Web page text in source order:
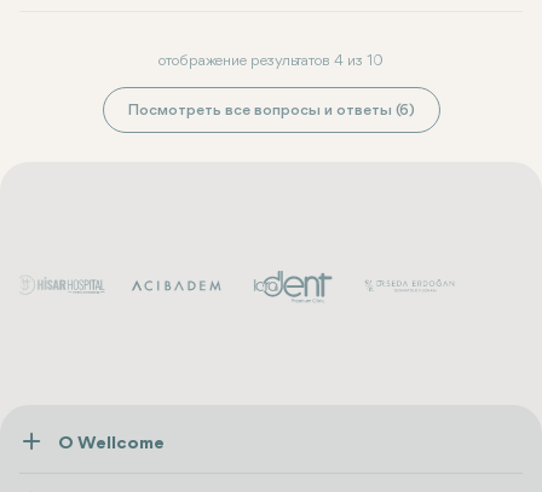
отображение результатов 4 из 10
Посмотреть все вопросы и ответы (6)
О Wellcome